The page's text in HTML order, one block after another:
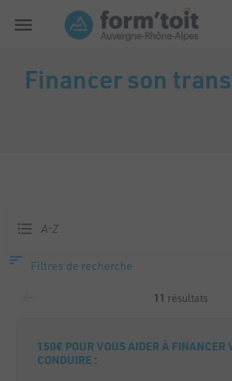
Financer son
A-Z
Filtres de recherche
11 résultats
150€ POUR VOUS AIDER À FINANCER
CONDUIRE :